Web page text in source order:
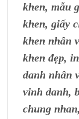
khen, mẫu
khen, giấy
khen nhân
khen đẹp,
danh nhân
vinh danh,
chung